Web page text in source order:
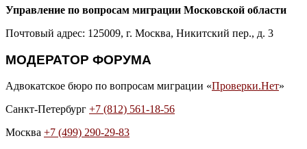
Управление по вопросам миграции Московской области
Почтовый адрес: 125009, г. Москва, Никитский пер., д. 3
МОДЕРАТОР ФОРУМА
Адвокатское бюро по вопросам миграции «Проверки.Нет»
Санкт-Петербург +7 (812) 561-18-56
Москва +7 (499) 290-29-83